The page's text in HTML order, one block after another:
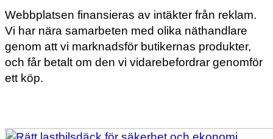
Webbplatsen finansieras av intäkter från reklam.
Vi har nära samarbeten med olika näthandlare
genom att vi marknadsför butikernas produkter,
och får betalt om den vi vidarebefordrar genomför
ett köp.